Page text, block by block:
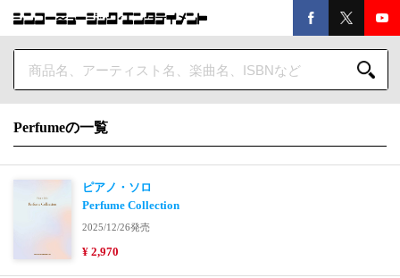
Perfumeの一覧
ピアノ・ソロ
Perfume Collection
2025/12/26発売
¥ 2,970